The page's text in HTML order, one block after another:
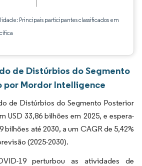
Principais participantes classificados em
de Distúrbios do Segmento
por Mordor Intelligence
de Distúrbios do Segmento Posterior
USD 33,86 bilhões em 2025, e espera-
bilhões até 2030, a um CAGR de 5,42%
(2025-2030).
19 perturbou as atividades de